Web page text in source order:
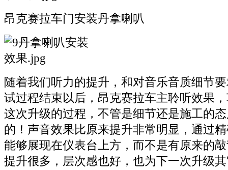
昂克赛拉车门安装丹拿喇叭
随着我们听力的提升，和对音乐音质细节
试过程结束以后，昂克赛拉车主聆听效果
这次升级的过程，不管是细节还是施工的
的！声音效果比原来提升非常明显，通过
能够展现在仪表台上方，而不是有原来的
提升很多，层次感也好，也为下一次升级